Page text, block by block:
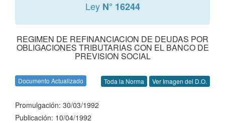
Ley N° 16244
REGIMEN DE REFINANCIACION DE DEUDAS POR
OBLIGACIONES TRIBUTARIAS CON EL BANCO DE
PREVISION SOCIAL
Documento Actualizado Toda la Norma Ver Imagen del D.O.
Promulgación: 30/03/1992
Publicación: 10/04/1992